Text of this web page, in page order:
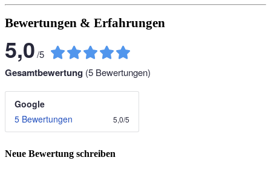
Bewertungen & Erfahrungen
5,0/5
Gesamtbewertung (5 Bewertungen)
Google
5 Bewertungen
5,0/5
Neue Bewertung schreiben